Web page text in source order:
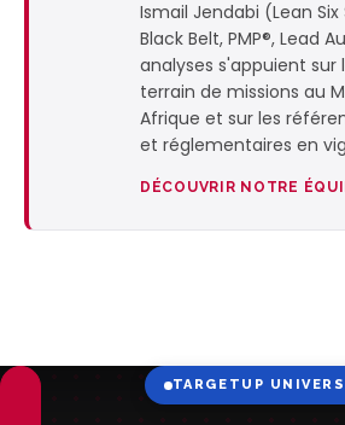
Ismail Jendabi (Lean
Black Belt, PMP®, Lead
analyses s'appuient sur
terrain de missions au
Afrique et sur les
et réglementaires en
DÉCOUVRIR NOTRE
TARGETUP